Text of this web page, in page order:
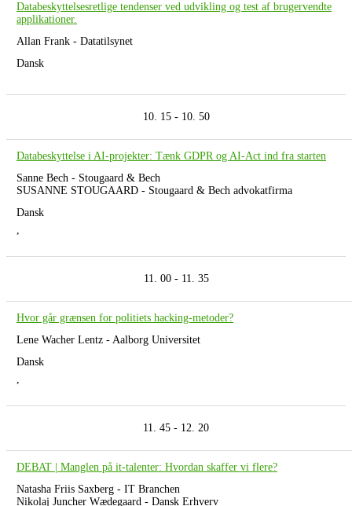
Databeskyttelsesretlige tendenser ved udvikling og test af brugervendte
applikationer.
Allan Frank - Datatilsynet
Dansk
10. 15 - 10. 50
Databeskyttelse i AI-projekter: Tænk GDPR og AI-Act ind fra starten
Sanne Bech - Stougaard & Bech
SUSANNE STOUGAARD - Stougaard & Bech advokatfirma
Dansk
,
11. 00 - 11. 35
Hvor går grænsen for politiets hacking-metoder?
Lene Wacher Lentz - Aalborg Universitet
Dansk
,
11. 45 - 12. 20
DEBAT | Manglen på it-talenter: Hvordan skaffer vi flere?
Natasha Friis Saxberg - IT Branchen
Nikolaj Juncher Wædegaard - Dansk Erhverv